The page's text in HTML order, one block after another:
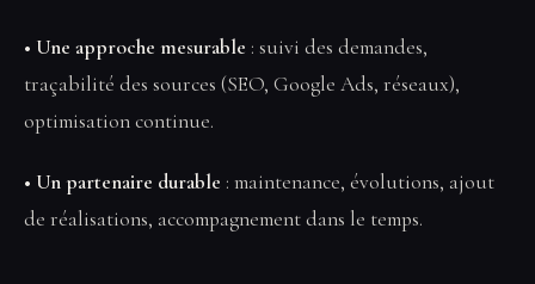
• Une approche mesurable : suivi des demandes,
traçabilité des sources (SEO, Google Ads, réseaux),
optimisation continue.
• Un partenaire durable : maintenance, évolutions, ajout
de réalisations, accompagnement dans le temps.